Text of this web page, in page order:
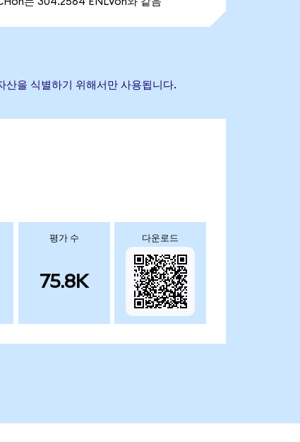
을 식별하기 위해서만 사용됩니다.
평가 수
75.8K
다운로드